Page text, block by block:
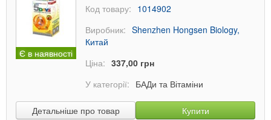
Є в наявності
Код товару: 1014902
Виробник: Shenzhen Hongsen Biology,
Китай
Ціна: 337,00 грн
У категорії: БАДи та Вітаміни
Детальніше про товар Купити